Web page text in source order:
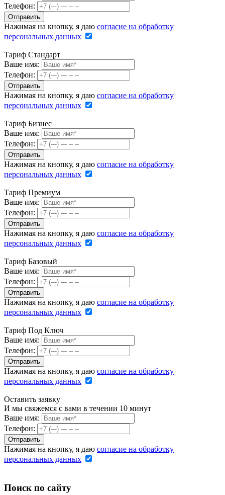
Телефон:
Нажимая на кнопку, я даю согласие на обработку
персональных данных
Тариф Стандарт
Ваше имя:
Телефон:
Нажимая на кнопку, я даю согласие на обработку
персональных данных
Тариф Бизнес
Ваше имя:
Телефон:
Нажимая на кнопку, я даю согласие на обработку
персональных данных
Тариф Премиум
Ваше имя:
Телефон:
Нажимая на кнопку, я даю согласие на обработку
персональных данных
Тариф Базовый
Ваше имя:
Телефон:
Нажимая на кнопку, я даю согласие на обработку
персональных данных
Тариф Под Ключ
Ваше имя:
Телефон:
Нажимая на кнопку, я даю согласие на обработку
персональных данных
Оставить заявку
И мы свяжемся с вами в течении 10 минут
Ваше имя:
Телефон:
Нажимая на кнопку, я даю согласие на обработку
персональных данных
Поиск по сайту